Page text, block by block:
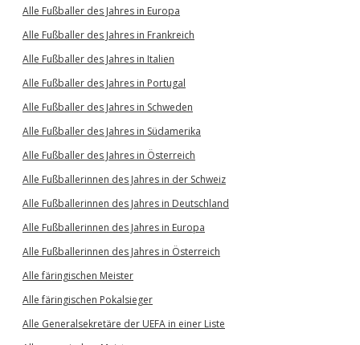
Alle Fußballer des Jahres in Europa
Alle Fußballer des Jahres in Frankreich
Alle Fußballer des Jahres in Italien
Alle Fußballer des Jahres in Portugal
Alle Fußballer des Jahres in Schweden
Alle Fußballer des Jahres in Südamerika
Alle Fußballer des Jahres in Österreich
Alle Fußballerinnen des Jahres in der Schweiz
Alle Fußballerinnen des Jahres in Deutschland
Alle Fußballerinnen des Jahres in Europa
Alle Fußballerinnen des Jahres in Österreich
Alle färingischen Meister
Alle färingischen Pokalsieger
Alle Generalsekretäre der UEFA in einer Liste